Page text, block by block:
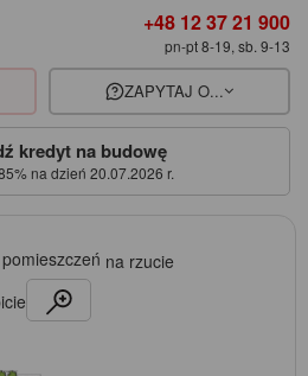
+48 12 37 21 900
pn-pt 8-19, sb. 9-13
ZAPYTAJ O...
kredyt na budowę
na dzień 20.07.2026 r.
na rzucie